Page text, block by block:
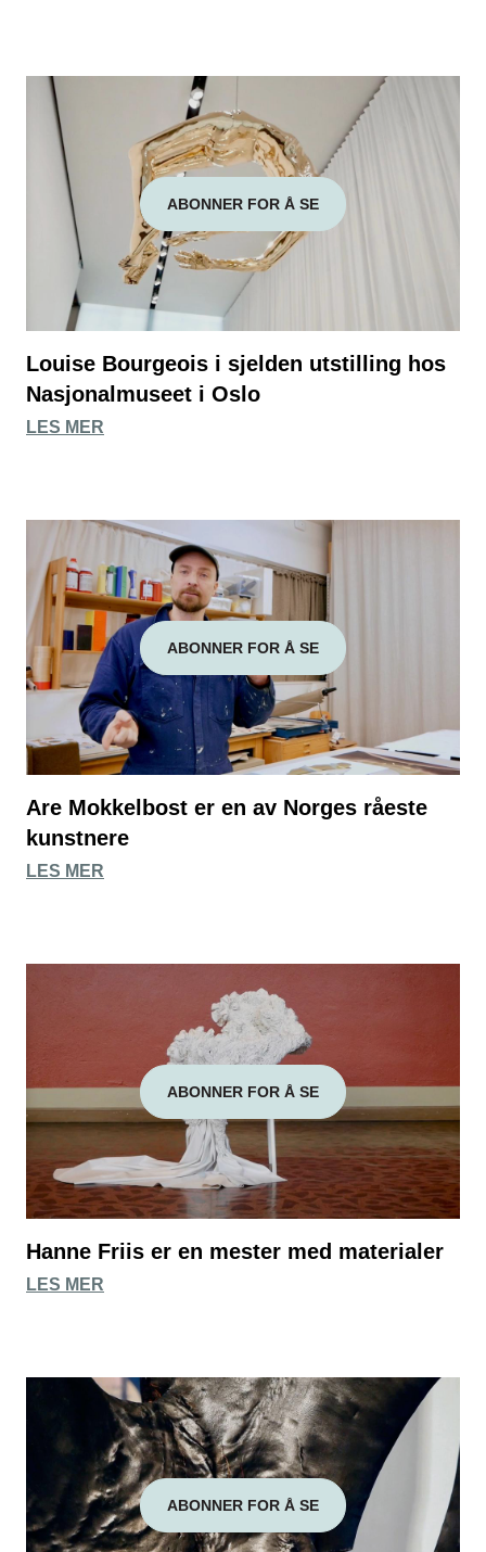
ABONNER FOR Å SE
Louise Bourgeois i sjelden utstilling hos
Nasjonalmuseet i Oslo
LES MER
ABONNER FOR Å SE
Are Mokkelbost er en av Norges råeste
kunstnere
LES MER
ABONNER FOR Å SE
Hanne Friis er en mester med materialer
LES MER
ABONNER FOR Å SE